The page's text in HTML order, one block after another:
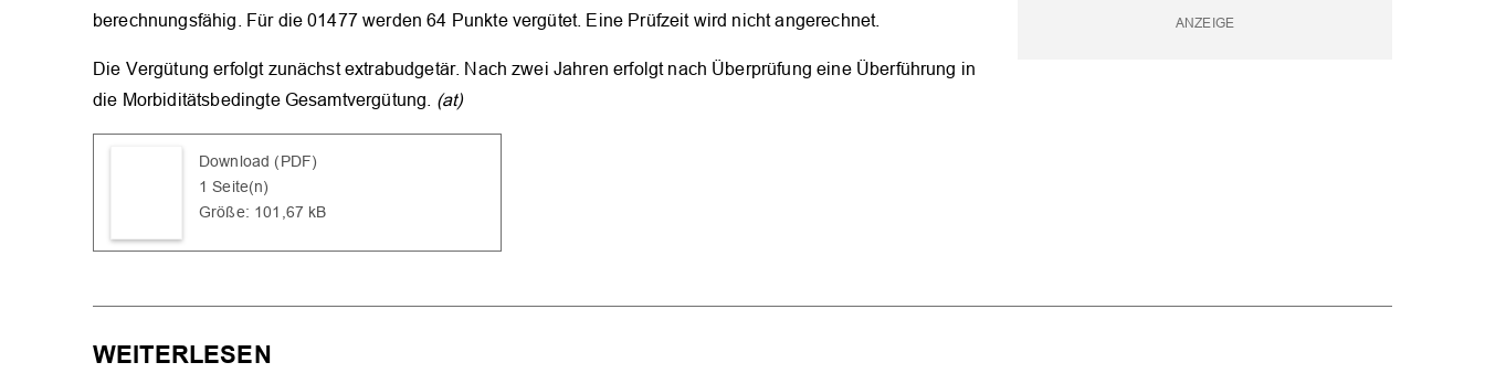
berechnungsfähig. Für die 01477 werden 64 Punkte vergütet. Eine Prüfzeit wird nicht angerechnet.
Die Vergütung erfolgt zunächst extrabudgetär. Nach zwei Jahren erfolgt nach Überprüfung eine Überführung in
die Morbiditätsbedingte Gesamtvergütung. (at)
Download (PDF)
1 Seite(n)
Größe: 101,67 kB
WEITERLESEN